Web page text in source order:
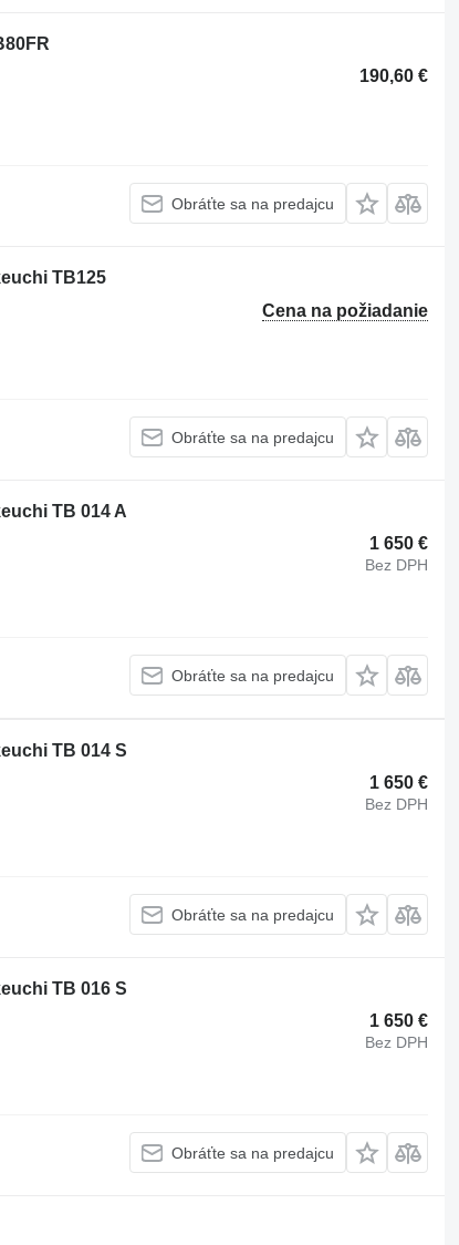
190,60 €
Obráťte sa na predajcu
TB125
Cena na požiadanie
Obráťte sa na predajcu
TB 014 A
1 650 €
Bez DPH
Obráťte sa na predajcu
TB 014 S
1 650 €
Bez DPH
Obráťte sa na predajcu
TB 016 S
1 650 €
Bez DPH
Obráťte sa na predajcu